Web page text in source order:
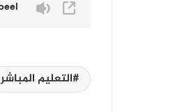
التعليم المباشر